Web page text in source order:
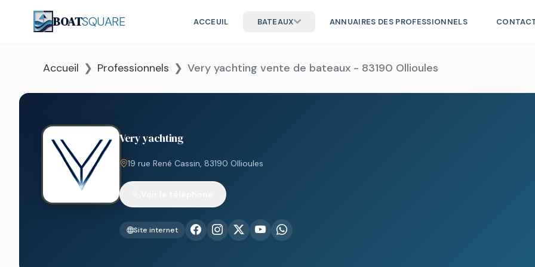
BOATSQUARE ACCEUIL BATEAUX ANNUAIRES DES PROFESSIONNELS
Accueil Professionnels Very yachting vente de bateaux - 83190 Ollioules
Very yachting
19 rue René Cassin, 83190 Ollioules
Site internet